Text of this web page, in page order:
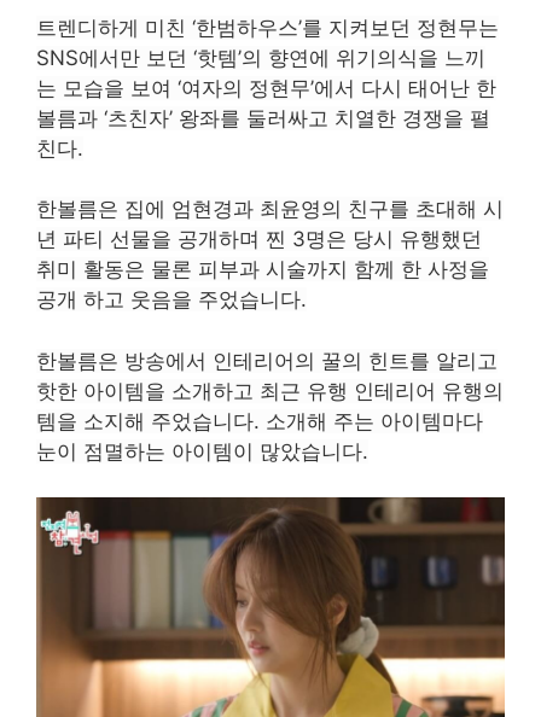
트렌디하게 미친 ‘한범하우스’를 지켜보던 정현무는
SNS에서만 보던 ‘핫템’의 향연에 위기의식을 느끼
는 모습을 보여 ‘여자의 정현무’에서 다시 태어난 한
볼름과 ‘츠친자’ 왕좌를 둘러싸고 치열한 경쟁을 펼
친다.
한볼름은 집에 엄현경과 최윤영의 친구를 초대해 시
년 파티 선물을 공개하며 찐 3명은 당시 유행했던
취미 활동은 물론 피부과 시술까지 함께 한 사정을
공개 하고 웃음을 주었습니다.
한볼름은 방송에서 인테리어의 꿀의 힌트를 알리고
핫한 아이템을 소개하고 최근 유행 인테리어 유행의
템을 소지해 주었습니다. 소개해 주는 아이템마다
눈이 점멸하는 아이템이 많았습니다.